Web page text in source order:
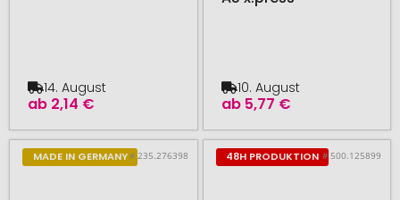
ab 2,14 €
14. August
ab 5,77 €
10. August
MADE IN GERMANY# 235.276398 48H PRODUKTION # 500.125899